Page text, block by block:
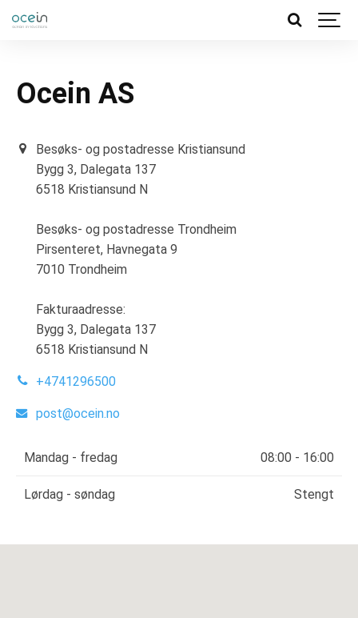
Ocein AS
Besøks- og postadresse Kristiansund
Bygg 3, Dalegata 137
6518 Kristiansund N
Besøks- og postadresse Trondheim
Pirsenteret, Havnegata 9
7010 Trondheim
Fakturaadresse:
Bygg 3, Dalegata 137
6518 Kristiansund N
+4741296500
post@ocein.no
08:00 - 16:00
Mandag - fredag
Stengt
Lørdag - søndag